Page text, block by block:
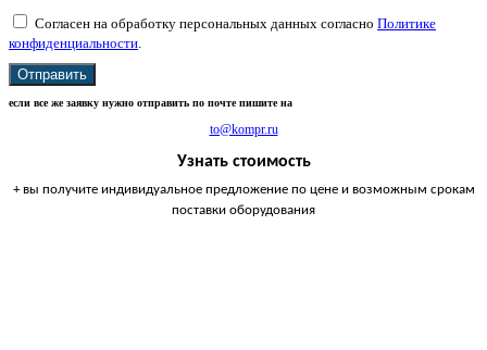
Согласен на обработку персональных данных согласно Политике
конфиденциальности
Отправить
если все же заявку нужно отправить по почте пишите на
to@kompr.ru
Узнать стоимость
+ вы получите индивидуальное предложение по цене и возможным срокам
поставки оборудования